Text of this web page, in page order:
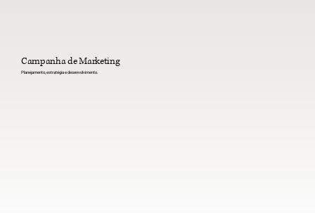
Campanha de Marketing
Planejamento, estratégia e desenvolvimento.